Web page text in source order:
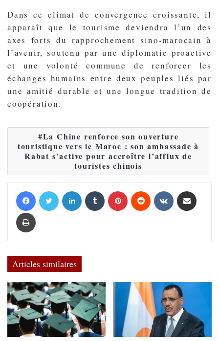
Dans ce climat de convergence croissante, il
apparaît que le tourisme deviendra l’un des
axes forts du rapprochement sino-marocain à
l’avenir, soutenu par une diplomatie proactive
et une volonté commune de renforcer les
échanges humains entre deux peuples liés par
une amitié durable et une longue tradition de
coopération.
La Chine renforce son ouverture
touristique vers le Maroc : son ambassade à
Rabat s’active pour accroître l’afflux de
touristes chinois
Articles similaires